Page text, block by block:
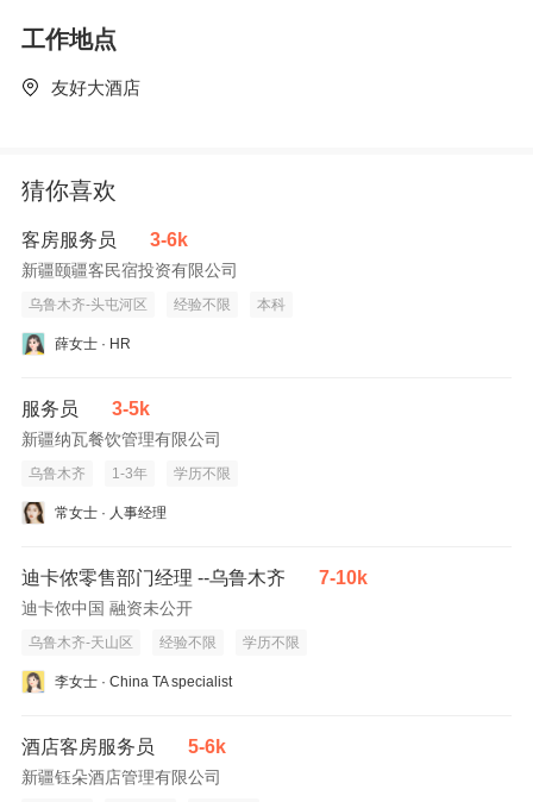
工作地点
友好大酒店
猜你喜欢
客房服务员 3-6k
新疆颐疆客民宿投资有限公司
乌鲁木齐-头屯河区 经验不限 本科
薛女士 · HR
服务员 3-5k
新疆纳瓦餐饮管理有限公司
乌鲁木齐 1-3年 学历不限
常女士 · 人事经理
迪卡侬零售部门经理 --乌鲁木齐 7-10k
迪卡侬中国 融资未公开
乌鲁木齐-天山区 经验不限 学历不限
李女士 · China TA specialist
酒店客房服务员 5-6k
新疆钰朵酒店管理有限公司